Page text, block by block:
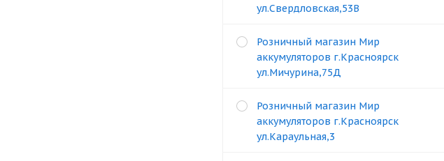
ул.Свердловская,53В
Розничный магазин Мир
аккумуляторов г.Красноярск
ул.Мичурина,75Д
Розничный магазин Мир
аккумуляторов г.Красноярск
ул.Караульная,3